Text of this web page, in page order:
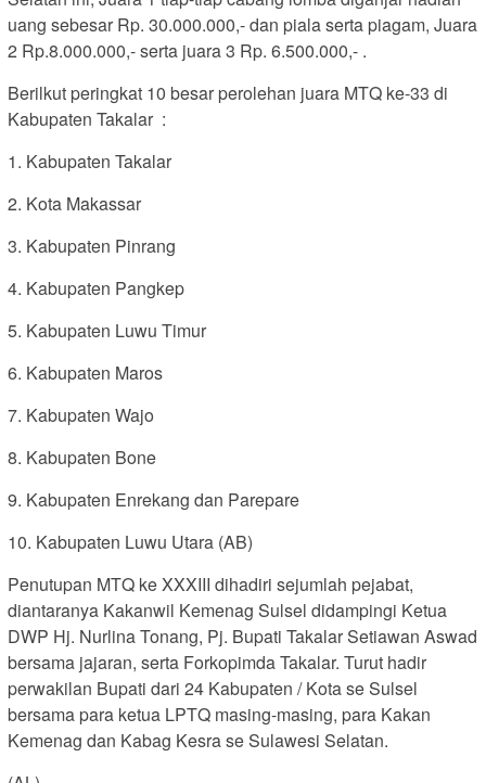
uang sebesar Rp. 30.000.000,- dan piala serta piagam, Juara
2 Rp.8.000.000,- serta juara 3 Rp. 6.500.000,- .
Berilkut peringkat 10 besar perolehan juara MTQ ke-33 di
Kabupaten Takalar :
1. Kabupaten Takalar
2. Kota Makassar
3. Kabupaten Pinrang
4. Kabupaten Pangkep
5. Kabupaten Luwu Timur
6. Kabupaten Maros
7. Kabupaten Wajo
8. Kabupaten Bone
9. Kabupaten Enrekang dan Parepare
10. Kabupaten Luwu Utara (AB)
Penutupan MTQ ke XXXIII dihadiri sejumlah pejabat,
diantaranya Kakanwil Kemenag Sulsel didampingi Ketua
DWP Hj. Nurlina Tonang, Pj. Bupati Takalar Setiawan Aswad
bersama jajaran, serta Forkopimda Takalar. Turut hadir
perwakilan Bupati dari 24 Kabupaten / Kota se Sulsel
bersama para ketua LPTQ masing-masing, para Kakan
Kemenag dan Kabag Kesra se Sulawesi Selatan.